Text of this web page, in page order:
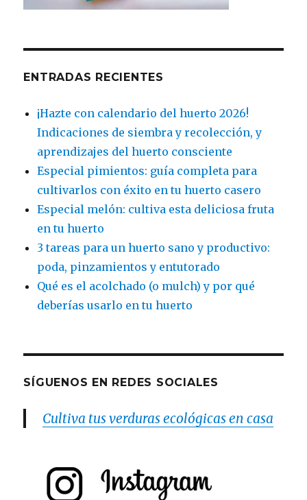
ENTRADAS RECIENTES
¡Hazte con calendario del huerto 2026!
Indicaciones de siembra y recolección, y
aprendizajes del huerto consciente
Especial pimientos: guía completa para
cultivarlos con éxito en tu huerto casero
Especial melón: cultiva esta deliciosa fruta
en tu huerto
3 tareas para un huerto sano y productivo:
poda, pinzamientos y entutorado
Qué es el acolchado (o mulch) y por qué
deberías usarlo en tu huerto
SÍGUENOS EN REDES SOCIALES
Cultiva tus verduras ecológicas en casa